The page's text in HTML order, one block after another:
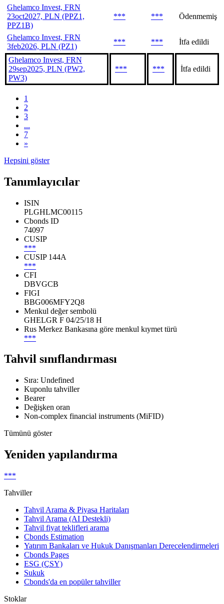
Ghelamco Invest, FRN
23oct2027, PLN (PPZ1,
PPZ1B)
*** *** Ödenmemiş
Ghelamco Invest, FRN
3feb2026, PLN (PZ1)
*** *** İtfa edildi
Ghelamco Invest, FRN
29sep2025, PLN (PW2,
PW3)
*** *** İtfa edildi
1
2
3
...
7
»
Hepsini göster
Tanımlayıcılar
ISIN
PLGHLMC00115
Cbonds ID
74097
CUSIP
***
CUSIP 144A
***
CFI
DBVGCB
FIGI
BBG006MFY2Q8
Menkul değer sembolü
GHELGR F 04/25/18 H
Rus Merkez Bankasına göre menkul kıymet türü
***
Tahvil sınıflandırması
Sıra: Undefined
Kuponlu tahviller
Bearer
Değişken oran
Non-complex financial instruments (MiFID)
Tümünü göster
Yeniden yapılandırma
***
Tahviller
Tahvil Arama & Piyasa Haritaları
Tahvil Arama (AI Destekli)
Tahvil fiyat teklifleri arama
Cbonds Estimation
Yatırım Bankaları ve Hukuk Danışmanları Derecelendirmeleri
Cbonds Pages
ESG (ÇSY)
Sukuk
Cbonds'da en popüler tahviller
Stoklar